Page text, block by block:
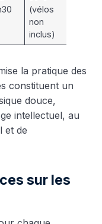
(vélos
non
inclus)
la pratique des
constituent un
douce,
intellectuel, au
et de
sur les